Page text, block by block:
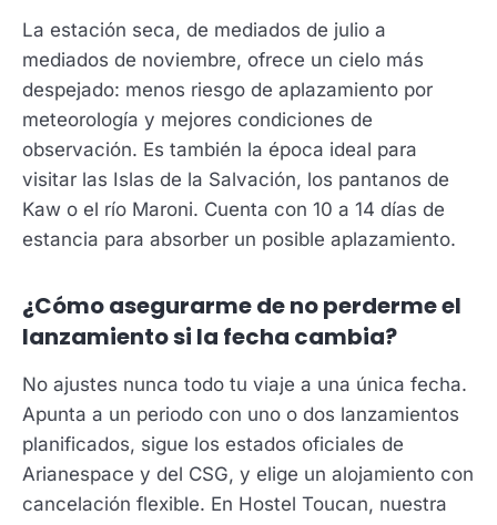
La estación seca, de mediados de julio a
mediados de noviembre, ofrece un cielo más
despejado: menos riesgo de aplazamiento por
meteorología y mejores condiciones de
observación. Es también la época ideal para
visitar las Islas de la Salvación, los pantanos de
Kaw o el río Maroni. Cuenta con 10 a 14 días de
estancia para absorber un posible aplazamiento.
¿Cómo asegurarme de no perderme el
lanzamiento si la fecha cambia?
No ajustes nunca todo tu viaje a una única fecha.
Apunta a un periodo con uno o dos lanzamientos
planificados, sigue los estados oficiales de
Arianespace y del CSG, y elige un alojamiento con
cancelación flexible. En Hostel Toucan, nuestra